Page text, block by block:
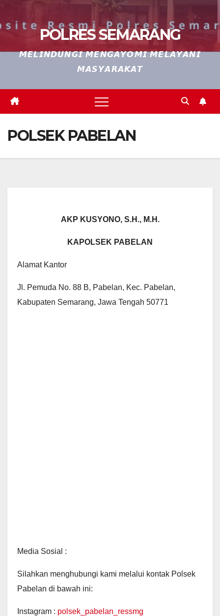
POLRES SEMARANG
𝙈𝙀𝙇𝙄𝙉𝘿𝙐𝙉𝙂𝙄 𝙈𝙀𝙉𝙂𝘼𝙔𝙊𝙈𝙄 𝙈𝙀𝙇𝘼𝙔𝘼𝙉𝙄
𝙈𝘼𝙎𝙔𝘼𝙍𝘼𝙆𝘼𝙏
POLSEK PABELAN
AKP KUSYONO, S.H., M.H.
KAPOLSEK PABELAN
Alamat Kantor
Jl. Pemuda No. 88 B, Pabelan, Kec. Pabelan,
Kabupaten Semarang, Jawa Tengah 50771
Media Sosial :
Silahkan menghubungi kami melalui kontak Polsek
Pabelan di bawah ini:
Instagram : polsek_pabelan_ressmg